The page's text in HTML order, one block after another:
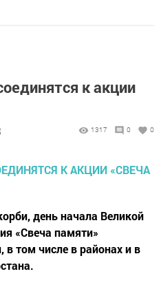
к акции
1317 0 0
день начала Великой
«Свеча памяти»
в том числе в районах и в